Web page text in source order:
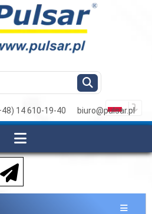
14 610-19-40 biuro@pulsar.pl